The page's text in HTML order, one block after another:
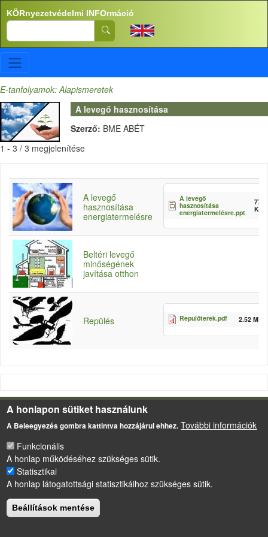
Ugrás a tartalomra
KÖRnyezetvédelmi INFOrmáció
Search
E-tanfolyamok: Alapismeretek
A levegő hasznosítása
Szerző: BME ABÉT
1 - 3 / 3 megjelenítése
A levegő
hasznosítása
energiatermelésre
A levegő
hasznosítása
energiatermelésre.ppt
777
KB
Beltéri levegő
minőségének
javítása otthon
Repülés Repulőterek.pdf 2.52 MB
LÁBLÉC
Drupal alapú webhely
A honlapon sütiket használunk
A Beleegyezés gombra kattintva hozzájárul ehhez. További információk
Funkcionális
A honlap működéséhez szükséges sütik.
Statisztikai
A honlap látogatottsági statisztikáihoz szükséges sütik.
Beállítások mentése